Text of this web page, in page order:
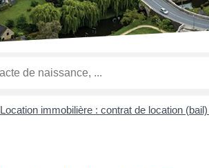
Location immobilière : contrat de location (bail)